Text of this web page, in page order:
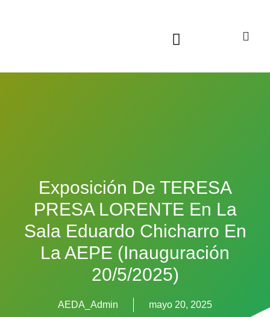
Exposición De TERESA
PRESA LORENTE En La
Sala Eduardo Chicharro En
La AEPE (inauguración
20/5/2025)
AEDA_Admin mayo 20, 2025